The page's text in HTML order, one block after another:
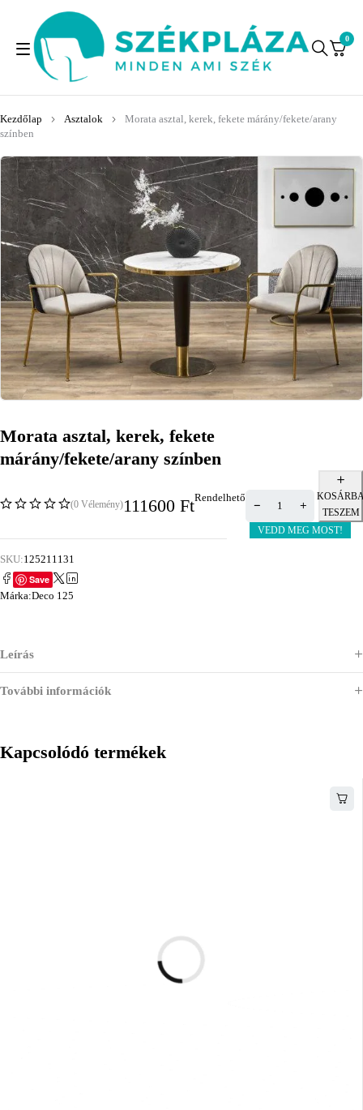
0
Kezdőlap Asztalok
Morata asztal, kerek, fekete márány/fekete/arany
színben
Morata asztal, kerek, fekete
márány/fekete/arany színben
(0 Vélemény)111600 FtRendelhető
TESZEM
VEDD MEG MOST!
SKU:125211131
Save
Márka:Deco 125
Leírás
További információk
Kapcsolódó termékek